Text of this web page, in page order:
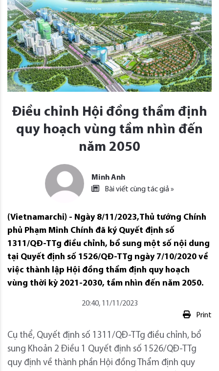
Điều chỉnh Hội đồng thẩm định
quy hoạch vùng tầm nhìn đến
năm 2050
Minh Anh
Bài viết cùng tác giả »
(Vietnamarchi) - Ngày 8/11/2023,Thủ tướng Chính
phủ Phạm Minh Chính đã ký Quyết định số
1311/QĐ-TTg điều chỉnh, bổ sung một số nội dung
tại Quyết định số 1526/QĐ-TTg ngày 7/10/2020 về
việc thành lập Hội đồng thẩm định quy hoạch
vùng thời kỳ 2021-2030, tầm nhìn đến năm 2050.
20:40, 11/11/2023
Print
Cụ thể, Quyết định số 1311/QĐ-TTg điều chỉnh, bổ
sung Khoản 2 Điều 1 Quyết định số 1526/QĐ-TTg
quy định về thành phần Hội đồng Thẩm định quy